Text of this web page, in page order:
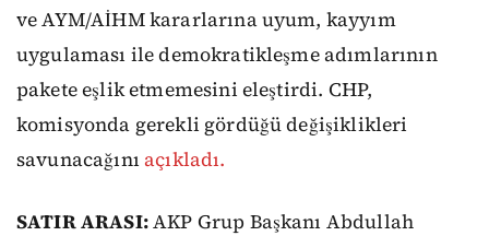
ve AYM/AİHM kararlarına uyum, kayyım
uygulaması ile demokratikleşme adımlarının
pakete eşlik etmemesini eleştirdi. CHP,
komisyonda gerekli gördüğü değişiklikleri
savunacağını açıkladı.
SATIR ARASI:AKP Grup Başkanı Abdullah